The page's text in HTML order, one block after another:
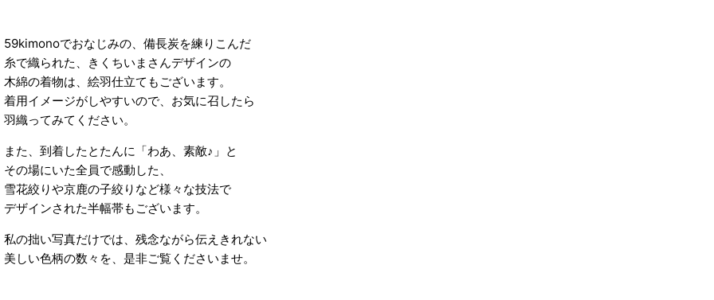
59kimonoでおなじみの、備長炭を練りこんだ
糸で織られた、きくちいまさんデザインの
木綿の着物は、絵羽仕立てもございます。
着用イメージがしやすいので、お気に召したら
羽織ってみてください。
また、到着したとたんに「わあ、素敵♪」と
その場にいた全員で感動した、
雪花絞りや京鹿の子絞りなど様々な技法で
デザインされた半幅帯もございます。
私の拙い写真だけでは、残念ながら伝えきれない
美しい色柄の数々を、是非ご覧くださいませ。